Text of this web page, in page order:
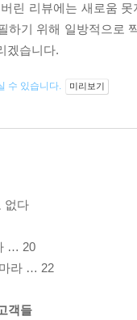
린 리뷰에는 새로움
하기 위해 일방적으로
겠습니다.
수 있습니다. 미리보기
없다
… 20
라 … 22
객들